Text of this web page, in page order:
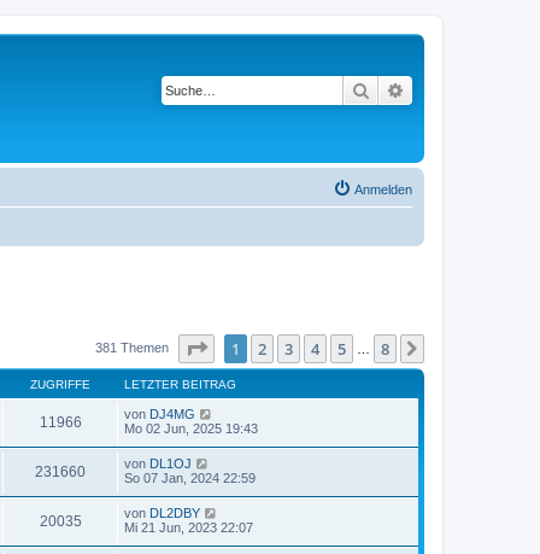
Suche
Anmelden
381 Themen Seite von8
1 2 3 4 5 8
ZUGRIFFE LETZTER BEITRAG
11966 von DJ4MG
Mo 02 Jun, 2025 19:43
231660 von DL1OJ
So 07 Jan, 2024 22:59
20035 von DL2DBY
Mi 21 Jun, 2023 22:07